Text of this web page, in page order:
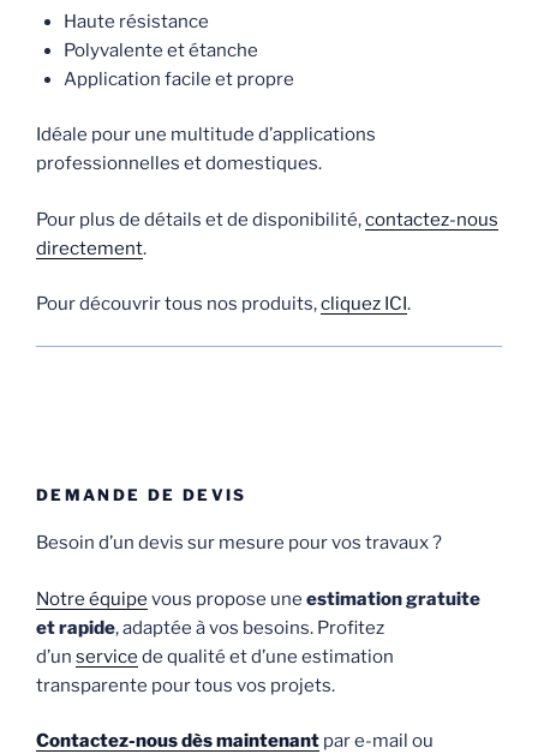
Haute résistance
Polyvalente et étanche
Application facile et propre
Idéale pour une multitude d’applications
professionnelles et domestiques.
Pour plus de détails et de disponibilité,contactez-nous
directement.
Pour découvrir tous nos produits,cliquez ICI.
DEMANDE DE DEVIS
Besoin d’un devis sur mesure pour vos travaux ?
Notre équipe vous propose une estimation gratuite
et rapide, adaptée à vos besoins. Profitez
d’un service de qualité et d’une estimation
transparente pour tous vos projets.
Contactez-nous dès maintenant par e-mail ou